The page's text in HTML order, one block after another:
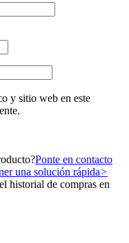
y sitio web en este
Ponte en contacto
una solución rápida>
historial de compras en